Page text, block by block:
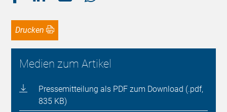
Drucken
Medien zum Artikel
Pressemitteilung als PDF zum Download (.pdf,
835 KB)